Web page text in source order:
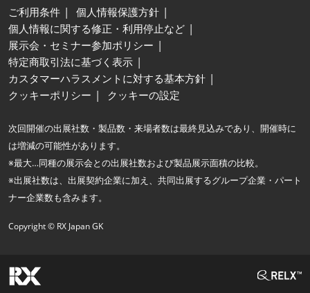
ご利用条件
個人情報保護方針
個人情報に関する修正・利用停止など
展示会・セミナー参加ポリシー
特定商取引法に基づく表示
カスタマーハラスメントに対する基本方針
クッキーポリシー
クッキーの設定
次回開催の出展社数・製品数・来場者数は最終見込みであり、開催時に
は増減の可能性があります。
※最大…同種の展示会との出展社数および製品展示面積の比較。
※出展社数は、出展契約企業に加え、共同出展するグループ企業・パート
ナー企業数も含みます。
Copyright © RX Japan GK